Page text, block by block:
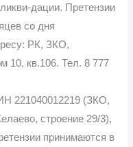
дации. Претензии
со дня
РК, ЗКО,
10, кв.106. Тел. 8 777
221040012219 (ЗКО,
строение 29/3),
принимаются в